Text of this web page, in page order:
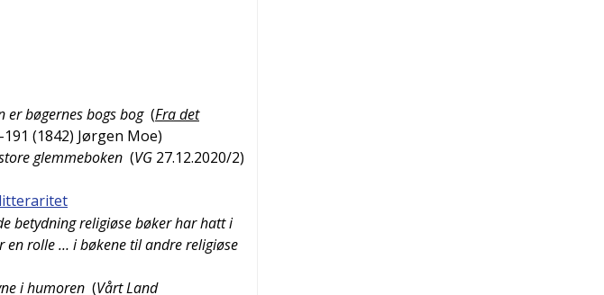
er bøgernes bogs bog (Fra det
(1842) Jørgen Moe)
glemmeboken (VG 27.12.2020/2)
litteraritet
betydning religiøse bøker har hatt i
en rolle … i bøkene til andre religiøse
i humoren (Vårt Land